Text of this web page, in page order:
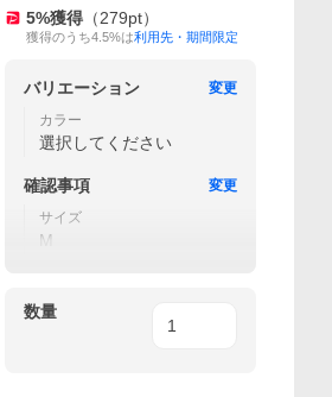
5%獲得 （279pt）
獲得のうち4.5%は利用先・期間限定
バリエーション
変更
カラー
選択してください
確認事項
変更
サイズ
M
数量